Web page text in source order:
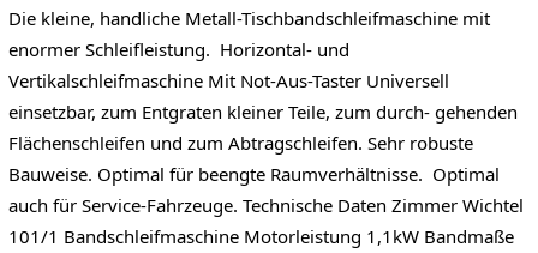
Die kleine, handliche Metall-Tischbandschleifmaschine mit
enormer Schleifleistung. Horizontal- und
Vertikalschleifmaschine Mit Not-Aus-Taster Universell
einsetzbar, zum Entgraten kleiner Teile, zum durch- gehenden
Flächenschleifen und zum Abtragschleifen. Sehr robuste
Bauweise. Optimal für beengte Raumverhältnisse. Optimal
auch für Service-Fahrzeuge. Technische Daten Zimmer Wichtel
101/1 Bandschleifmaschine Motorleistung 1,1kW Bandmaße